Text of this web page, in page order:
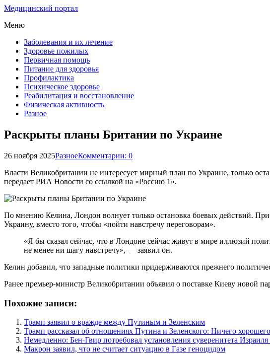
Медицинский портал
Меню
Заболевания и их лечение
Здоровье пожилых
Первичная помощь
Питание для здоровья
Профилактика
Психическое здоровье
Реабилитация и восстановление
Физическая активность
Разное
Раскрыты планы Британии по Украине
26 ноября 2025РазноеКомментарии: 0
Власти Великобритании не интересует мирный план по Украине, только
передает РИА Новости со ссылкой на «Россию 1».
По мнению Келина, Лондон волнует только остановка боевых действий.
Украину, вместо того, чтобы «пойти навстречу переговорам».
«Я бы сказал сейчас, что в Лондоне сейчас живут в мире иллюзий
не менее ни шагу навстречу», — заявил он.
Келин добавил, что западные политики придерживаются прежнего
Ранее премьер-министр Великобритании объявил о поставке Киеву новой
Похожие записи:
Трамп заявил о вражде между Путиным и Зеленским
Трамп рассказал об отношениях Путина и Зеленского: Ничего
Немедленно: Бен-Гвир потребовал установления суверенитета
Макрон заявил, что не считает ситуацию в Газе геноцидом